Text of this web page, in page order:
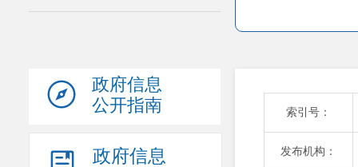
政府信息
公开指南
政府信息
索引号：
发布机构：